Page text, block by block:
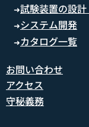
➜試験装置の設
➜システム開発
➜ カタログ一覧
お問い合わせ
アクセス
守秘義務